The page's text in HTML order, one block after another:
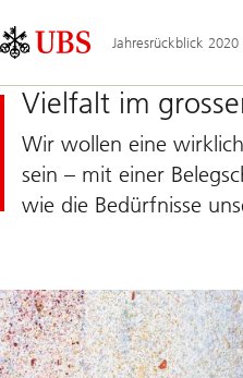
Links
Area
Jahresrückblick 2020
Vielfalt im
Wir wollen eine
sein – mit einer
wie die Bedürfnisse